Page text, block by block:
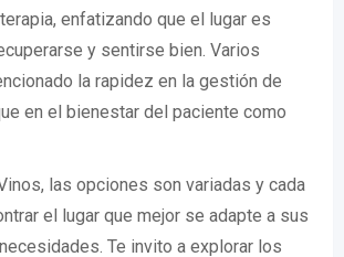
enfatizando que el lugar es
y sentirse bien. Varios
la rapidez en la gestión de
en el bienestar del paciente como
las opciones son variadas y cada
el lugar que mejor se adapte a sus
Te invito a explorar los